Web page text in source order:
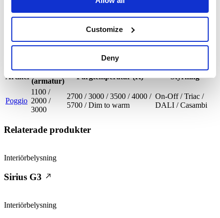
Customize
Deny
Effektfaktor
0,9
5 år
Artikel
Lumen
(armatur)
Färgtemperatur (K) Styrning
Poggio
1100 /
2000 /
3000
2700 / 3000 / 3500 / 4000 /
5700 / Dim to warm
On-Off / Triac /
DALI / Casambi
Relaterade produkter
Interiörbelysning
Sirius G3
Interiörbelysning